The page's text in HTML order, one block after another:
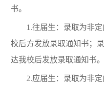
书。
1.往届生：录取为非
校后方发放录取通知书；
达我校后发放录取通知书。
2.应届生：录取为非